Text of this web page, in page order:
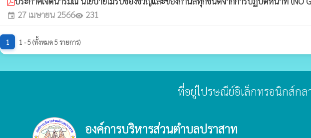
event 27 เมษายน 2566visibility 231
1 1 - 5 (ทั้งหมด 5 รายการ)
ที่อยู่ไปรษณีย์อิเล็กทรอนิกส์กล
องค์การบริหารส่วนตำบลปราสาท